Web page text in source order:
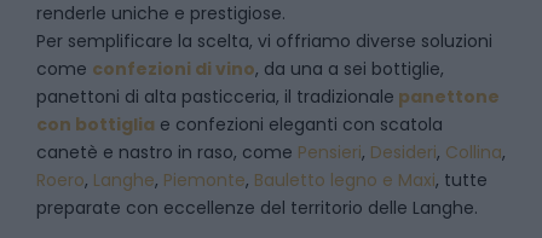
renderle uniche e prestigiose.
Per semplificare la scelta, vi offriamo diverse soluzioni
come confezioni di vino, da una a sei bottiglie,
panettoni di alta pasticceria, il tradizionale panettone
con bottiglia e confezioni eleganti con scatola
canetè e nastro in raso, come Pensieri, Desideri, Collina,
Roero, Langhe, Piemonte, Bauletto legno e Maxi, tutte
preparate con eccellenze del territorio delle Langhe.